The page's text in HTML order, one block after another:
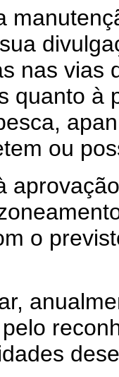
nas vias
quanto à
ou
o